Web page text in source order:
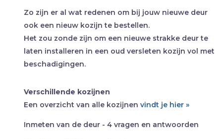
Zo zijn er al wat redenen om bij jouw nieuwe deur
ook een nieuw kozijn te bestellen.
Het zou zonde zijn om een nieuwe strakke deur te
laten installeren in een oud versleten kozijn vol met
beschadigingen.
Verschillende kozijnen
Een overzicht van alle kozijnen vindt je hier »
Inmeten van de deur - 4 vragen en antwoorden